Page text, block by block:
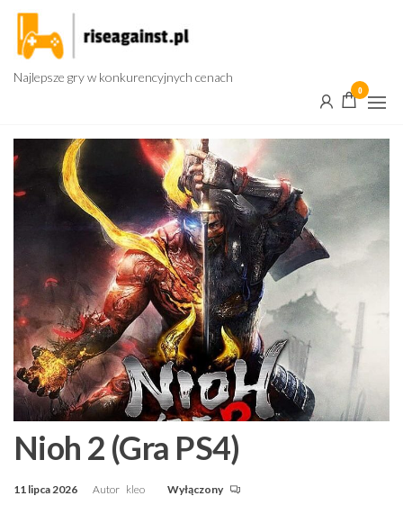
Przejdź
treści
Najlepsze gry w konkurencyjnych cenach
0
Nioh 2 (Gra PS4)
11 lipca 2026 Autor kleo Wyłączony